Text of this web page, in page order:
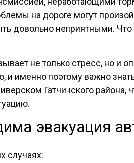
на дороге могут
довольно неприятными. Что
не только стресс, но и
именно поэтому важно
Гатчинского
эвакуация
случаях: